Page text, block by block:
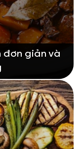
đơn giản và